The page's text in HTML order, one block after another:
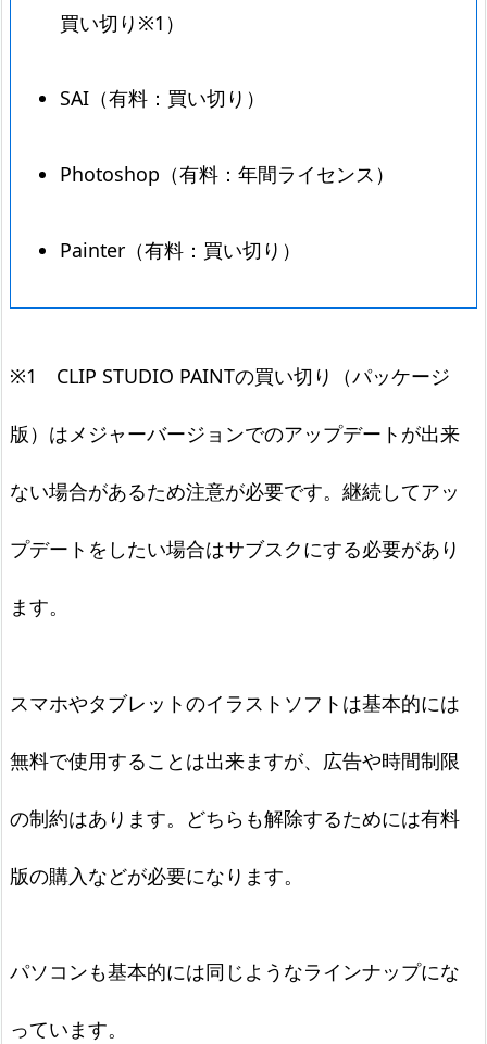
買い切り※1）
SAI（有料：買い切り）
Photoshop（有料：年間ライセンス）
Painter（有料：買い切り）
※1 CLIP STUDIO PAINTの買い切り（パッケージ
版）はメジャーバージョンでのアップデートが出来
ない場合があるため注意が必要です。継続してアッ
プデートをしたい場合はサブスクにする必要があり
ます。
スマホやタブレットのイラストソフトは基本的には
無料で使用することは出来ますが、広告や時間制限
の制約はあります。どちらも解除するためには有料
版の購入などが必要になります。
パソコンも基本的には同じようなラインナップにな
っています。